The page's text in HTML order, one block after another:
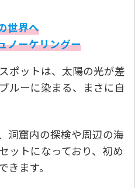
世界へ
ノーケリングー
ポットは、太陽の光が差
ルーに染まる、まさに自
洞窟内の探検や周辺の海
ットになっており、初め
ます。